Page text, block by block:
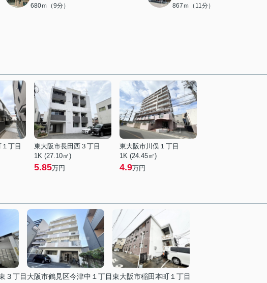
680ｍ（9分） 867ｍ（11分）
丁目
東大阪市長田西３丁目
1K (27.10㎡)
5.85万円
東大阪市川俣１丁目
1K (24.45㎡)
4.9万円
３丁目 大阪市鶴見区今津中１丁目東大阪市稲田本町１丁目